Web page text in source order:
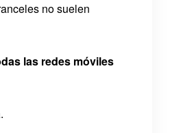
no suelen
las redes móviles
.